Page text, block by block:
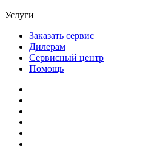
Услуги
Заказать сервис
Дилерам
Сервисный центр
Помощь